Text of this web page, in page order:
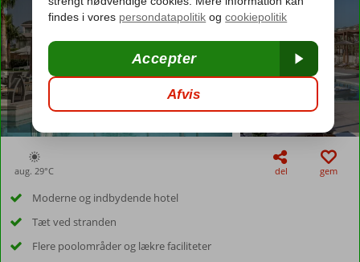
aug. 29°C del gem
Moderne og indbydende hotel
Tæt ved stranden
Flere poolområder og lækre faciliteter